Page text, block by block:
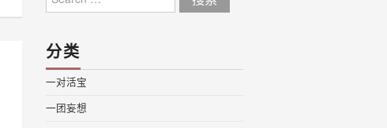
for:
分类
一对活宝
一团妄想